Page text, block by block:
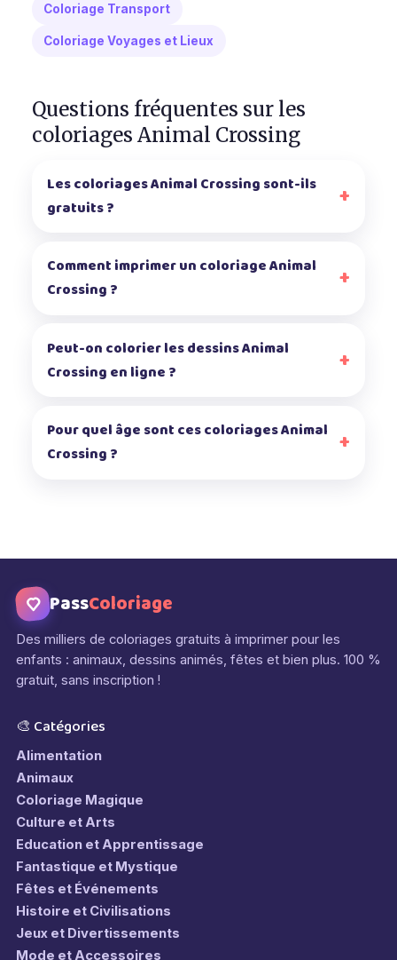
Coloriage Transport
Coloriage Voyages et Lieux
Questions fréquentes sur les
coloriages Animal Crossing
Les coloriages Animal Crossing sont-ils
gratuits ?
Comment imprimer un coloriage Animal
Crossing ?
Peut-on colorier les dessins Animal
Crossing en ligne ?
Pour quel âge sont ces coloriages Animal
Crossing ?
PassColoriage
Des milliers de coloriages gratuits à imprimer pour les
enfants : animaux, dessins animés, fêtes et bien plus. 100 %
gratuit, sans inscription !
🎨 Catégories
Alimentation
Animaux
Coloriage Magique
Culture et Arts
Education et Apprentissage
Fantastique et Mystique
Fêtes et Événements
Histoire et Civilisations
Jeux et Divertissements
Mode et Accessoires